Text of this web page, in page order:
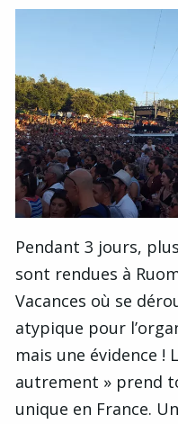
Pendant 3 jours,
sont rendues à
Vacances où se
atypique pour
mais une évidence !
autrement » prend
unique en France.